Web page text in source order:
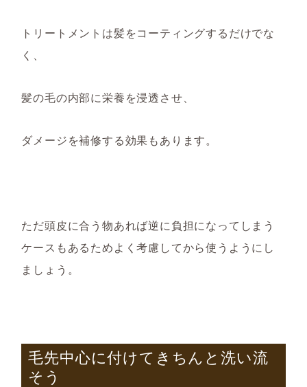
トリートメントは髪をコーティングするだけでな
く、
髪の毛の内部に栄養を浸透させ、
ダメージを補修する効果もあります。
ただ頭皮に合う物あれば逆に負担になってしまう
ケースもあるためよく考慮してから使う ようにし
ましょう 。
毛先中心に付けてきちんと洗い流
そう